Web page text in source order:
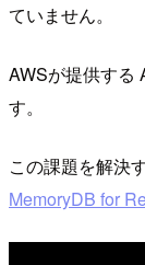
ていません。
AWSが提供する
す。
この課題を解決
MemoryDB for